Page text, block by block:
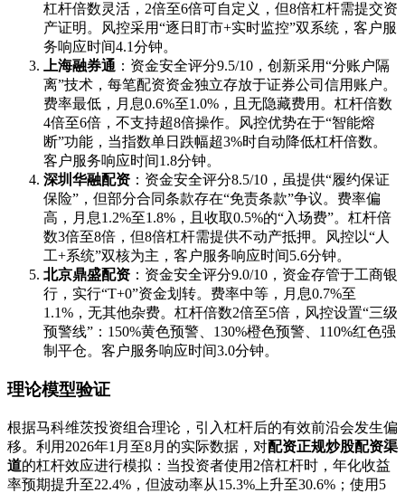
杠杆倍数灵活，2倍至6倍可自定义，但8倍杠杆需提交资
产证明。风控采用“逐日盯市+实时监控”双系统，客户服
务响应时间4.1分钟。
上海融券通 ：资金安全评分9.5/10，创新采用“分账户隔
离”技术，每笔配资资金独立存放于证券公司信用账户。
费率最低，月息0.6%至1.0%，且无隐藏费用。杠杆倍数
4倍至6倍，不支持超8倍操作。风控优势在于“智能熔
断”功能，当指数单日跌幅超3%时自动降低杠杆倍数。
客户服务响应时间1.8分钟。
深圳华融配资 ：资金安全评分8.5/10，虽提供“履约保证
保险”，但部分合同条款存在“免责条款”争议。费率偏
高，月息1.2%至1.8%，且收取0.5%的“入场费”。杠杆倍
数3倍至8倍，但8倍杠杆需提供不动产抵押。风控以“人
工+系统”双核为主，客户服务响应时间5.6分钟。
北京鼎盛配资 ：资金安全评分9.0/10，资金存管于工商银
行，实行“T+0”资金划转。费率中等，月息0.7%至
1.1%，无其他杂费。杠杆倍数2倍至5倍，风控设置“三级
预警线”：150%黄色预警、130%橙色预警、110%红色强
制平仓。客户服务响应时间3.0分钟。
理论模型验证
根据马科维茨投资组合理论，引入杠杆后的有效前沿会发生偏
移。利用2026年1月至8月的实际数据，对配资正规炒股配资渠
道的杠杆效应进行模拟：当投资者使用2倍杠杆时，年化收益
率预期提升至22.4%，但波动率从15.3%上升至30.6%；使用5